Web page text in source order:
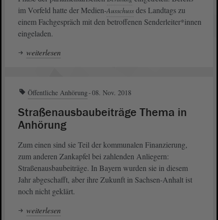
im Vorfeld hatte der Medien-Ausschuss des Landtags zu
einem Fachgespräch mit den betroffenen Senderleiter*innen
eingeladen.
weiterlesen
Öffentliche Anhörung 08. Nov. 2018
Straßenausbaubeiträge Thema in
Anhörung
Zum einen sind sie Teil der kommunalen Finanzierung,
zum anderen Zankapfel bei zahlenden Anliegern:
Straßenausbaubeiträge. In Bayern wurden sie in diesem
Jahr abgeschafft, aber ihre Zukunft in Sachsen-Anhalt ist
noch nicht geklärt.
weiterlesen